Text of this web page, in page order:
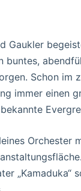
Gaukler
buntes,
Schon im
immer einen
Orchester